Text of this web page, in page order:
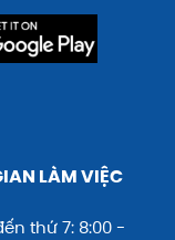
LÀM VIỆC
thứ 7: 8:00 -